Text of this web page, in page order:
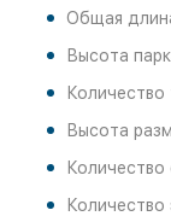
Общая
Высота
Количество
Высота
Количество